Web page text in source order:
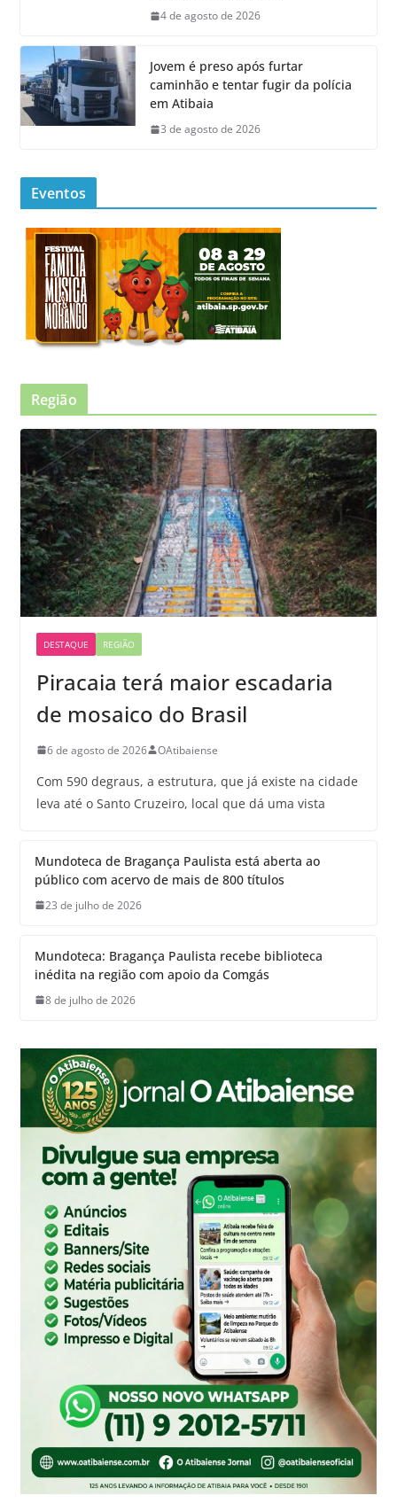
4 de agosto de 2026
Jovem é preso após furtar
caminhão e tentar fugir da polícia
em Atibaia
3 de agosto de 2026
Eventos
Região
DESTAQUE REGIÃO
Piracaia terá maior escadaria
de mosaico do Brasil
6 de agosto de 2026 OAtibaiense
Com 590 degraus, a estrutura, que já existe na cidade
leva até o Santo Cruzeiro, local que dá uma vista
Mundoteca de Bragança Paulista está aberta ao
público com acervo de mais de 800 títulos
23 de julho de 2026
Mundoteca: Bragança Paulista recebe biblioteca
inédita na região com apoio da Comgás
8 de julho de 2026